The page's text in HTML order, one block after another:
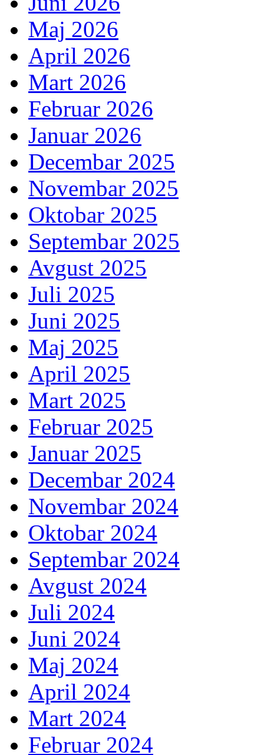
Maj 2026
April 2026
Mart 2026
Februar 2026
Januar 2026
Decembar 2025
Novembar 2025
Oktobar 2025
Septembar 2025
Avgust 2025
Juli 2025
Juni 2025
Maj 2025
April 2025
Mart 2025
Februar 2025
Januar 2025
Decembar 2024
Novembar 2024
Oktobar 2024
Septembar 2024
Avgust 2024
Juli 2024
Juni 2024
Maj 2024
April 2024
Mart 2024
Februar 2024